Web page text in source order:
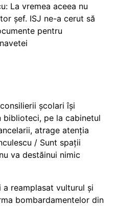
La vremea aceea nu
șef. ISJ ne-a cerut să
pentru
școlari își
pe la cabinetul
atrage atenția
/ Sunt spații
va destăinui nimic
reamplasat vulturul și
bombardamentelor din